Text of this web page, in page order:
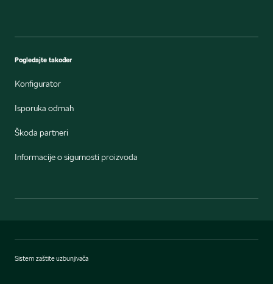
Pogledajte također
Konfigurator
Isporuka odmah
Škoda partneri
Informacije o sigurnosti proizvoda
Sistem zaštite uzbunjivača